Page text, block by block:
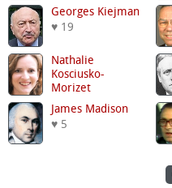
Georges Kiejman
♥ 19
Nathalie
Kosciusko-
Morizet
♥ 7
James Madison
♥ 5